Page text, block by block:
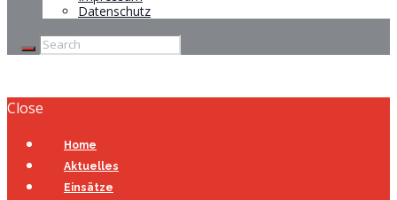
Datenschutz
Close
Home
Aktuelles
Einsätze